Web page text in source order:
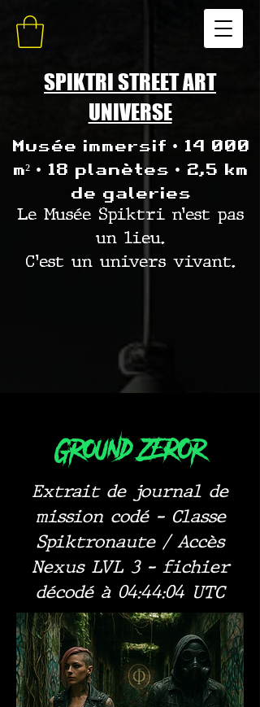
SPIKTRI STREET ART
UNIVERSE
Musée immersif • 14 000
m² • 18 planètes • 2,5 km
de galeries
Le Musée Spiktri n’est pas
un lieu.
C’est un univers vivant.
Ground ZEROr
Extrait de journal de
mission codé – Classe
Spiktronaute / Accès
Nexus LVL 3 – fichier
décodé à 04:44:04 UTC